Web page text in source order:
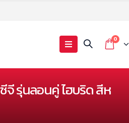
0
จี รุ่นลอนคู่ ไฮบริด สีห